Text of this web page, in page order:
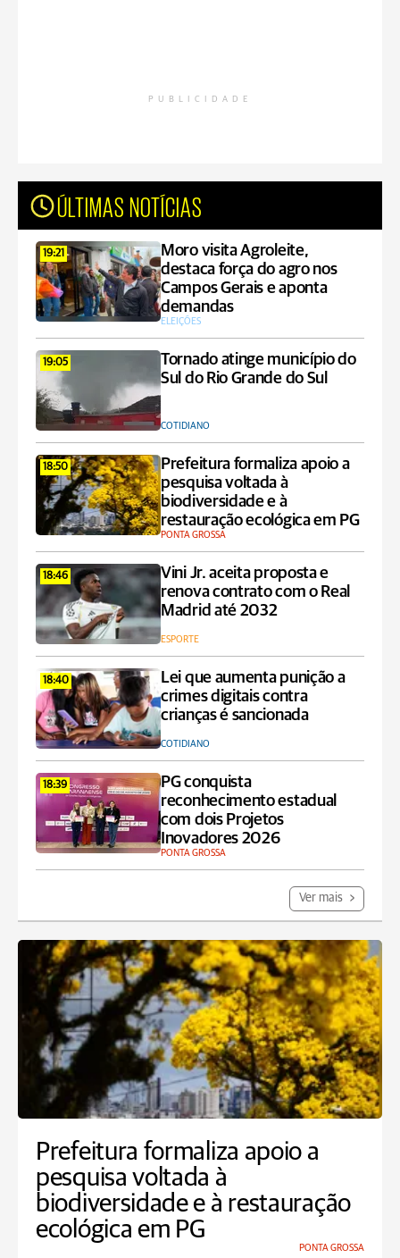
PUBLICIDADE
ÚLTIMAS NOTÍCIAS
19:21
Moro visita Agroleite,
destaca força do agro nos
Campos Gerais e aponta
demandas
ELEIÇÕES
19:05
Tornado atinge município do
Sul do Rio Grande do Sul
COTIDIANO
18:50
Prefeitura formaliza apoio a
pesquisa voltada à
biodiversidade e à
restauração ecológica em PG
PONTA GROSSA
18:46
Vini Jr. aceita proposta e
renova contrato com o Real
Madrid até 2032
ESPORTE
18:40
Lei que aumenta punição a
crimes digitais contra
crianças é sancionada
COTIDIANO
18:39
PG conquista
reconhecimento estadual
com dois Projetos
Inovadores 2026
PONTA GROSSA
Ver mais
Prefeitura formaliza apoio a
pesquisa voltada à
biodiversidade e à restauração
ecológica em PG
PONTA GROSSA